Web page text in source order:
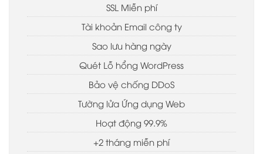
SSL Miễn phí
Tài khoản Email công ty
Sao lưu hàng ngày
Quét Lỗ hổng WordPress
Bảo vệ chống DDoS
Tường lửa Ứng dụng Web
Hoạt động 99.9%
+2 tháng miễn phí